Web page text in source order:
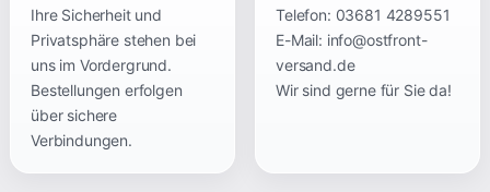
Ihre Sicherheit und
Privatsphäre stehen bei
uns im Vordergrund.
Bestellungen erfolgen
über sichere
Verbindungen.
Telefon: 03681 4289551
E-Mail: info@ostfront-
versand.de
Wir sind gerne für Sie da!